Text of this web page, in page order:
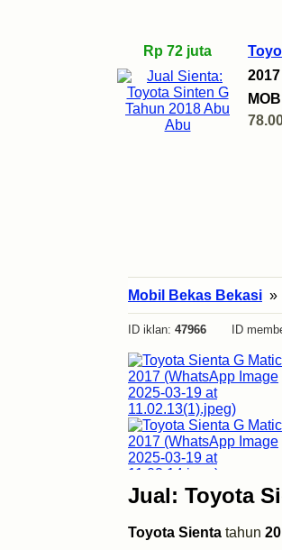
Rp 72 juta
Mobil Bekas Bekasi »
ID iklan: 47966 ID
Jual: Toyota
Toyota Sienta tahun